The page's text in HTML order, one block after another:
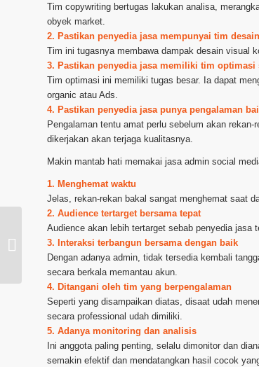
Tim copywriting bertugas lakukan analisa,
obyek market.
2. Pastikan penyedia jasa mempunyai tim
Tim ini tugasnya membawa dampak desain visual
3. Pastikan penyedia jasa memiliki tim optimasi
Tim optimasi ini memiliki tugas besar. Ia dapat
organic atau Ads.
4. Pastikan penyedia jasa punya pengalaman
Pengalaman tentu amat perlu sebelum akan
dikerjakan akan terjaga kualitasnya.
Makin mantab hati memakai jasa admin social
1. Menghemat waktu
Jelas, rekan-rekan bakal sangat menghemat saat
2. Audience tertarget bersama tepat
Audience akan lebih tertarget sebab penyedia
3. Interaksi terbangun bersama dengan baik
Dengan adanya admin, tidak tersedia kembali
secara berkala memantau akun.
4. Ditangani oleh tim yang berpengalaman
Seperti yang disampaikan diatas, disaat udah
secara professional udah dimiliki.
5. Adanya monitoring dan analisis
Ini anggota paling penting, selalu dimonitor dan
semakin efektif dan mendatangkan hasil cocok
Layanan Admin Social Media di
Cimahi